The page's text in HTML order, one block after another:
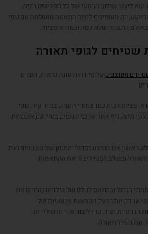
ליצור שילוב הרמוני של כל הפריטים בבית.
הם מעוניינים ליצור התאמה מושלמת עם גופי
התצוגה שלנו כמה וכמה אופציות.
לגופי תאורה
מעוצבים על פי דרגת עובי, נראות, דגמים
אופציות רבות כמו צמודי תקרה, צמוד קיר, גופי
מטה, גוף אחד או כמה גופים בטור וגם אופציות
ראשון את ההיצע הגדול והמגוון של השטחים ואת
ובשלב השני ליצור את ההתאמות
הגדול ובהתאם לגילם של הילדים בוחרים את
או דק יותר בעל דוגמאות צבעוניות של
הנדסיות ועוד. כדי ליצור אווירה סולידית
את גופי התאורה.